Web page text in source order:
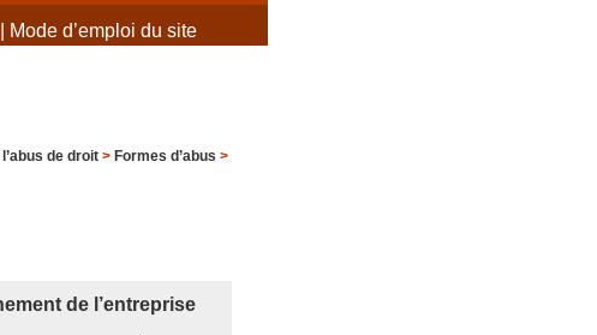
Mode d’emploi du site
de droit> Formes d’abus >
de l’entreprise